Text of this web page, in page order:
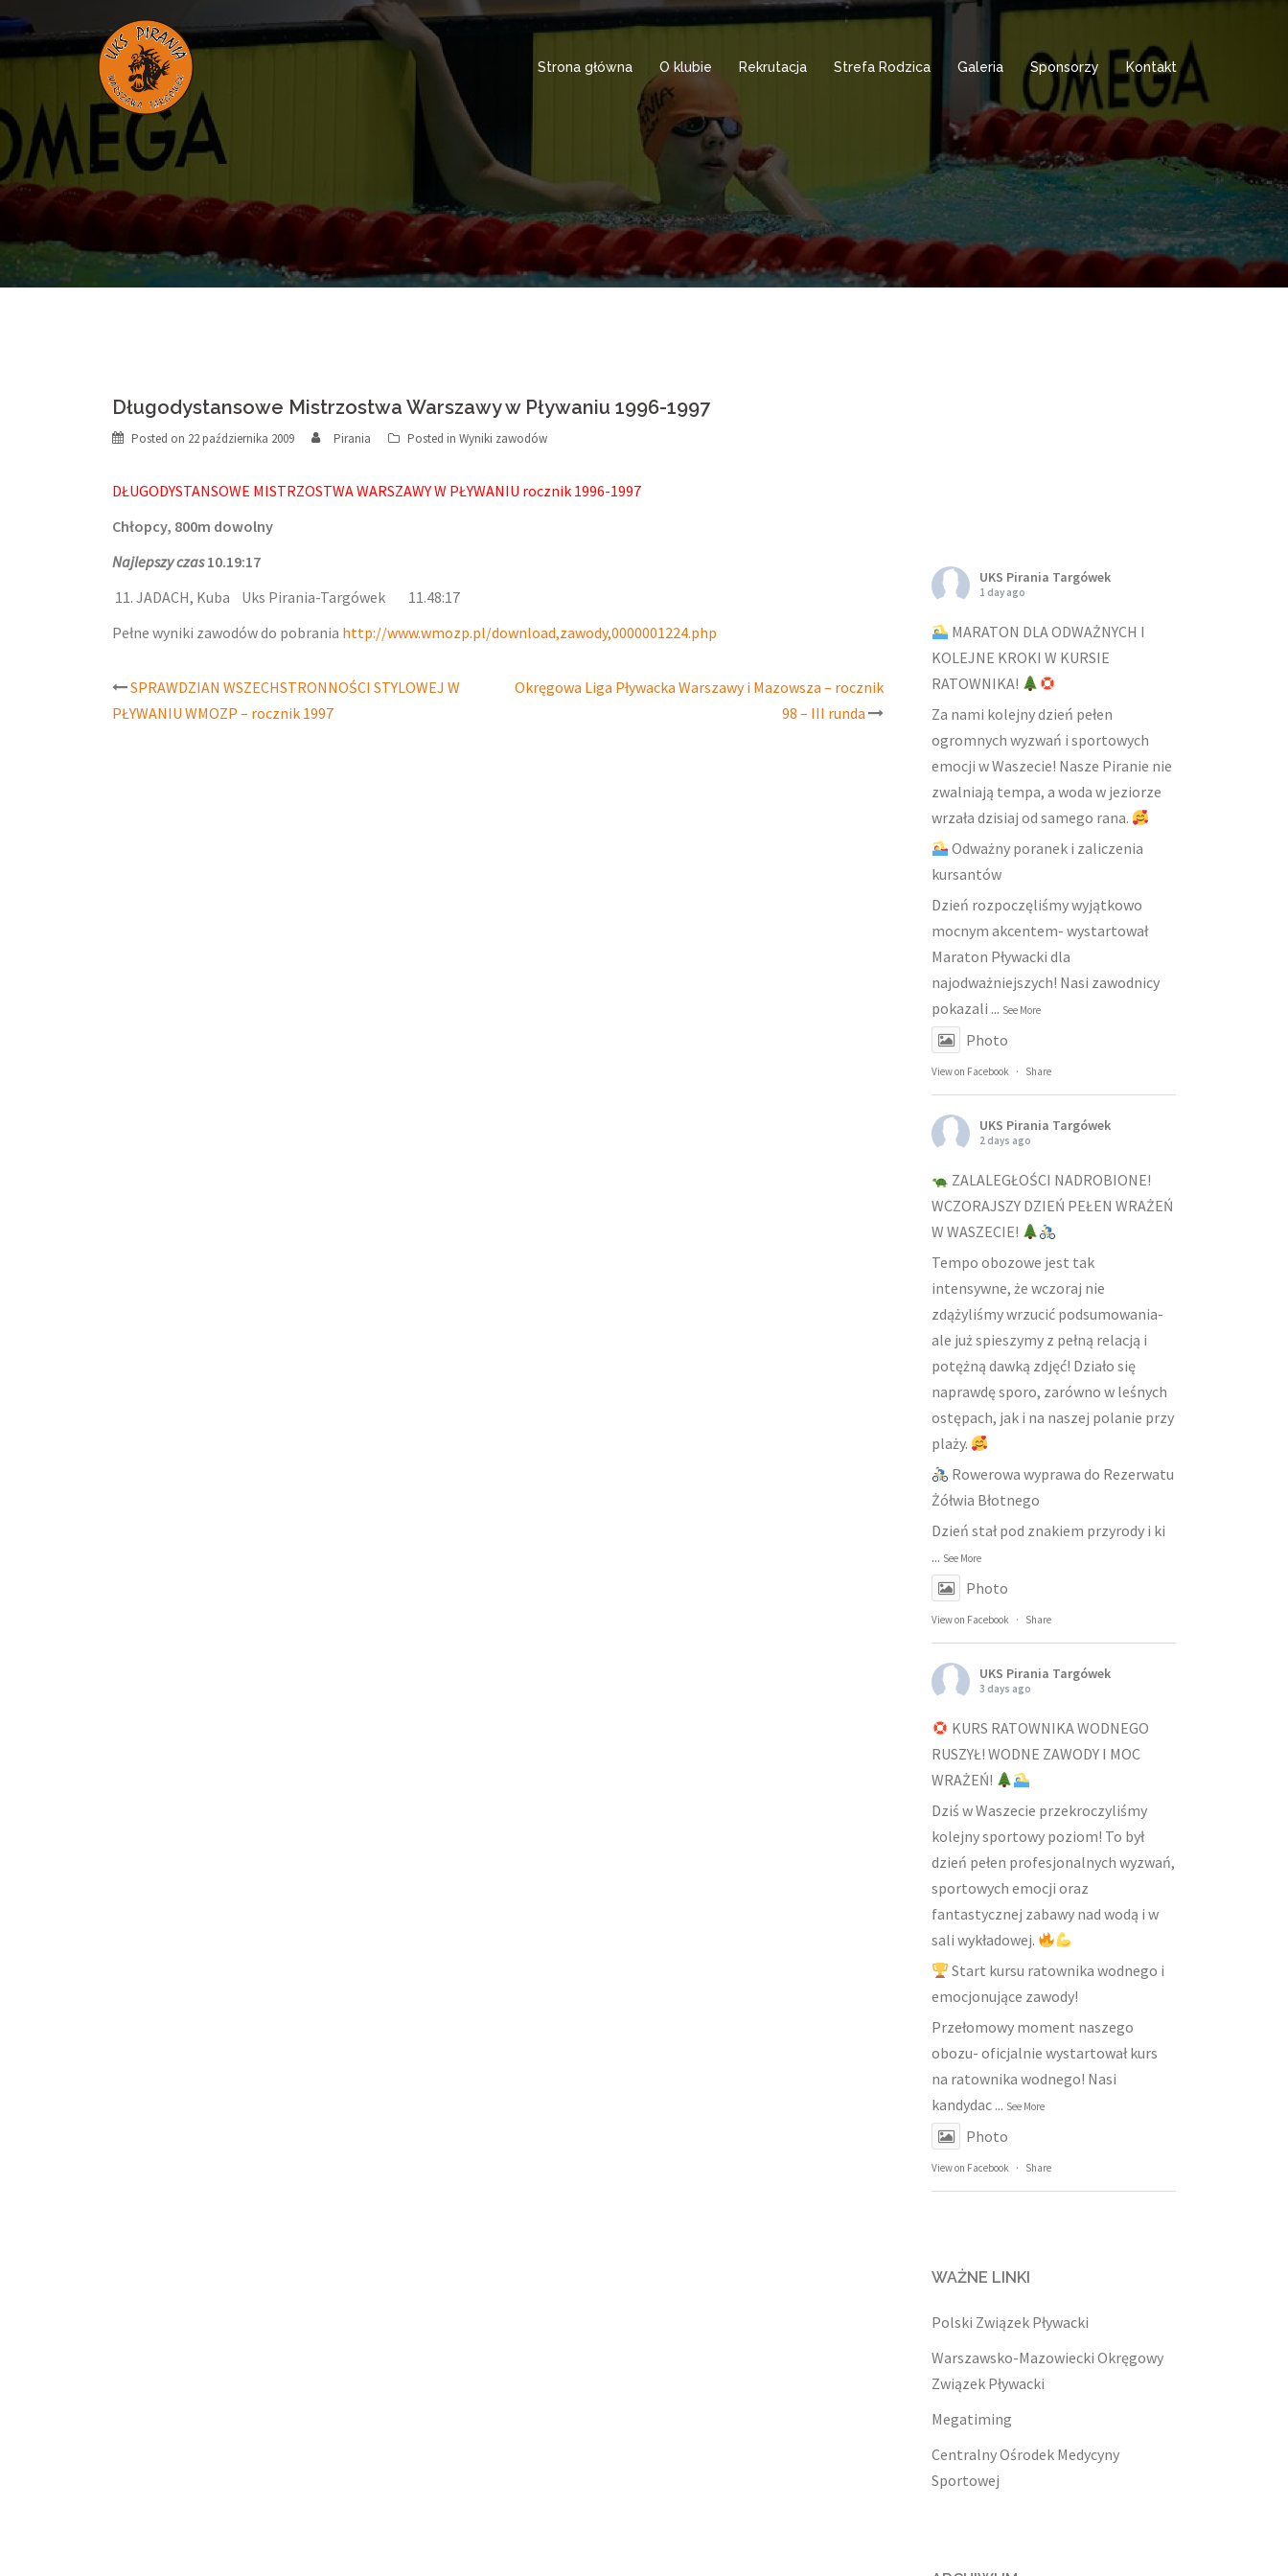
content
Strona główna O klubie Rekrutacja Strefa Rodzica Galeria Sponsorzy Kontakt
Długodystansowe Mistrzostwa Warszawy w Pływaniu 1996-1997
Posted on 22 października 2009 Pirania Posted in Wyniki zawodów
DŁUGODYSTANSOWE MISTRZOSTWA WARSZAWY W PŁYWANIU rocznik 1996-1997
Chłopcy, 800m dowolny
Najlepszy czas10.19:17
11. JADACH, Kuba Uks Pirania-Targówek 11.48:17
Pełne wyniki zawodów do pobrania http://www.wmozp.pl/download,zawody,0000001224.php
Post
SPRAWDZIAN WSZECHSTRONNOŚCI STYLOWEJ W
PŁYWANIU WMOZP – rocznik 1997
Okręgowa Liga Pływacka Warszawy i Mazowsza – rocznik
98 – III runda
UKS Pirania Targówek
1 day ago
MARATON DLA ODWAŻNYCH I
KOLEJNE KROKI W KURSIE
RATOWNIKA!
Za nami kolejny dzień pełen
ogromnych wyzwań i sportowych
emocji w Waszecie! Nasze Piranie nie
zwalniają tempa, a woda w jeziorze
wrzała dzisiaj od samego rana.
Odważny poranek i zaliczenia
kursantów
Dzień rozpoczęliśmy wyjątkowo
mocnym akcentem- wystartował
Maraton Pływacki dla
najodważniejszych! Nasi zawodnicy
pokazali ... See More
Photo
View on Facebook · Share
UKS Pirania Targówek
2 days ago
ZALALEGŁOŚCI NADROBIONE!
WCZORAJSZY DZIEŃ PEŁEN WRAŻEŃ
W WASZECIE!
Tempo obozowe jest tak
intensywne, że wczoraj nie
zdążyliśmy wrzucić podsumowania-
ale już spieszymy z pełną relacją i
potężną dawką zdjęć! Działo się
naprawdę sporo, zarówno w leśnych
ostępach, jak i na naszej polanie przy
plaży.
Rowerowa wyprawa do Rezerwatu
Żółwia Błotnego
Dzień stał pod znakiem przyrody i ki
... See More
Photo
View on Facebook · Share
UKS Pirania Targówek
3 days ago
KURS RATOWNIKA WODNEGO
RUSZYŁ! WODNE ZAWODY I MOC
WRAŻEŃ!
Dziś w Waszecie przekroczyliśmy
kolejny sportowy poziom! To był
dzień pełen profesjonalnych wyzwań,
sportowych emocji oraz
fantastycznej zabawy nad wodą i w
sali wykładowej.
Start kursu ratownika wodnego i
emocjonujące zawody!
Przełomowy moment naszego
obozu- oficjalnie wystartował kurs
na ratownika wodnego! Nasi
kandydac ... See More
Photo
View on Facebook · Share
WAŻNE LINKI
Polski Związek Pływacki
Warszawsko-Mazowiecki Okręgowy
Związek Pływacki
Megatiming
Centralny Ośrodek Medycyny
Sportowej